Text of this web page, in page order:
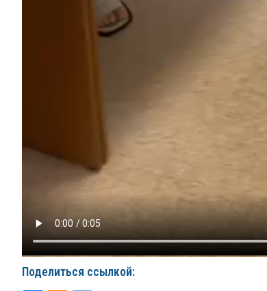
Поделиться ссылкой: